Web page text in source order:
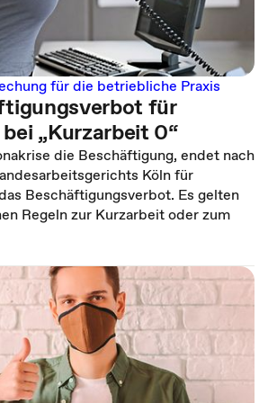
für die betriebliche Praxis
für
„Kurzarbeit 0“
die Beschäftigung, endet nach
Köln für
Beschäftigungsverbot. Es gelten
Regeln zur Kurzarbeit oder zum